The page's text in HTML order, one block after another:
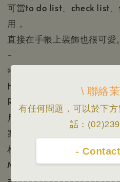
\ 聯絡
有任何問題，可以於下
話：
-
可當to do list、check list
用，
直接在手帳上裝飾也很可愛。
-
✄ 商品資訊
Hello Studio 你好工作室
Reiko 壘摳
尺寸：寬3cm x 長5m、循
案皆為5cm
材質：模造紙，可書寫
Made in Taiwan